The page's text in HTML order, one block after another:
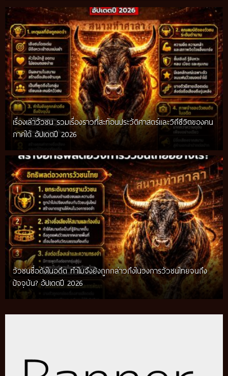
เรื่องเล่าวัวชน รวมเรื่องราวที่สะท้อนประวัติศาสตร์และวิถีชีวิตของคน
ภาคใต้ อัปเดตปี 2026
วัวชนชื่อดังในอดีต ทำไมจึงยังถูกกล่าวถึงในวงการวัวชนไทยจนถึง
ปัจจุบัน? อัปเดตปี 2026
กติกาวัวชนสมัยก่อน วิถีการแข่งขันดั้งเดิมที่สืบทอดผ่านภูมิปัญญา
ท้องถิ่น อัปเดตปี 2026